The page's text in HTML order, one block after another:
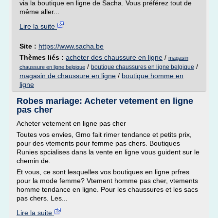
via la boutique en ligne de Sacha. Vous préférez tout de
même aller...
Lire la suite
Site : https://www.sacha.be
Thèmes liés : acheter des chaussure en ligne / magasin
chaussure en ligne belgique / boutique chaussures en ligne belgique /
magasin de chaussure en ligne / boutique homme en
ligne
Robes mariage: Acheter vetement en ligne
pas cher
Acheter vetement en ligne pas cher
Toutes vos envies, Gmo fait rimer tendance et petits prix,
pour des vtements pour femme pas chers. Boutiques
Runies spcialises dans la vente en ligne vous guident sur le
chemin de.
Et vous, ce sont lesquelles vos boutiques en ligne prfres
pour la mode femme? Vtement homme pas cher, vtements
homme tendance en ligne. Pour les chaussures et les sacs
pas chers. Les...
Lire la suite